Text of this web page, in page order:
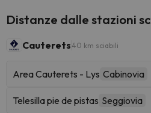
Distanze dalle stazioni
Cauterets 40 km sciabili
Area Cauterets - Lys Cabinovia
Telesilla pie de pistas Seggiovia